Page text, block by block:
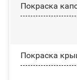
Покраска
Покраска